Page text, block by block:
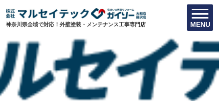
神奈川県全域で対応！外壁塗装・メンテナンス工事専門店 MENU